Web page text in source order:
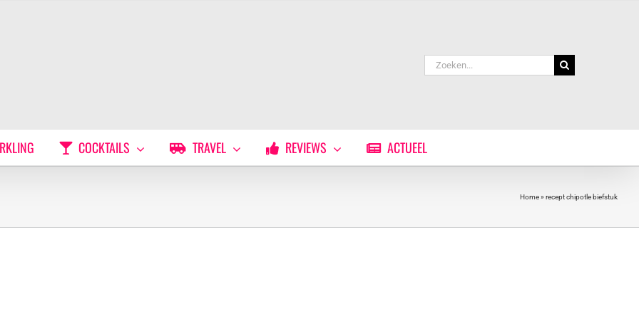
Zoeken
naar:
COCKTAILS TRAVEL REVIEWS ACTUEEL
Home» recept chipotle biefstuk